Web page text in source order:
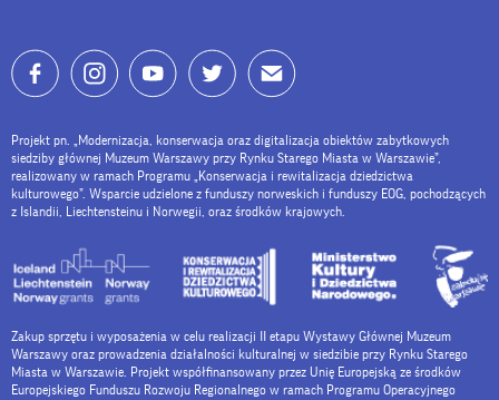
Projekt pn. „Modernizacja, konserwacja oraz digitalizacja obiektów zabytkowych
siedziby głównej Muzeum Warszawy przy Rynku Starego Miasta w Warszawie”,
realizowany w ramach Programu „Konserwacja i rewitalizacja dziedzictwa
kulturowego”. Wsparcie udzielone z funduszy norweskich i funduszy EOG, pochodzących
z Islandii, Liechtensteinu i Norwegii, oraz środków krajowych.
Zakup sprzętu i wyposażenia w celu realizacji II etapu Wystawy Głównej Muzeum
Warszawy oraz prowadzenia działalności kulturalnej w siedzibie przy Rynku Starego
Miasta w Warszawie. Projekt współfinansowany przez Unię Europejską ze środków
Europejskiego Funduszu Rozwoju Regionalnego w ramach Programu Operacyjnego